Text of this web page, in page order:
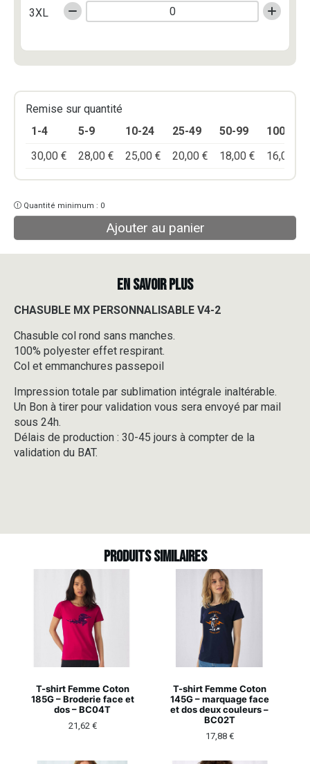
3XL
Remise sur quantité
1-4
5-9 10-24 25-49 50-99
100+
30,00 € 28,00 € 25,00 € 20,00 € 18,00 € 16,00
Quantité minimum : 0
Ajouter au panier
EN SAVOIR PLUS
CHASUBLE MX PERSONNALISABLE V4-2
Chasuble col rond sans manches.
100% polyester effet respirant.
Col et emmanchures passepoil
Impression totale par sublimation intégrale inaltérable.
Un Bon à tirer pour validation vous sera envoyé par mail
sous 24h.
Délais de production : 30-45 jours à compter de la
validation du BAT.
Produits similaires
T-shirt Femme Coton
185G – Broderie face et
dos – BC04T
21,62 €
T-shirt Femme Coton
145G – marquage face
et dos deux couleurs –
BC02T
17,88 €